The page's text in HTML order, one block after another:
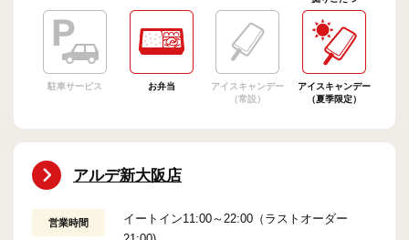
駐車サービス お弁当
アイスキャンデー
（常設）
アイスキャンデー
（夏季限定）
アルデ新大阪店
営業時間
イートイン11:00～22:00（ラストオーダー